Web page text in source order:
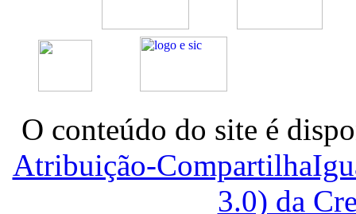
O conteúdo do site é
Atribuição-
3.0) da